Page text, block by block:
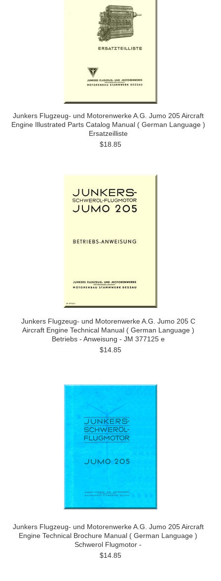
Junkers Flugzeug- und Motorenwerke A.G. Jumo 205 Aircraft
Engine Illustrated Parts Catalog Manual ( German Language )
Ersatzeilliste
$18.85
Junkers Flugzeug- und Motorenwerke A.G. Jumo 205 C
Aircraft Engine Technical Manual ( German Language )
Betriebs - Anweisung - JM 377125 e
$14.85
Junkers Flugzeug- und Motorenwerke A.G. Jumo 205 Aircraft
Engine Technical Brochure Manual ( German Language )
Schwerol Flugmotor -
$14.85